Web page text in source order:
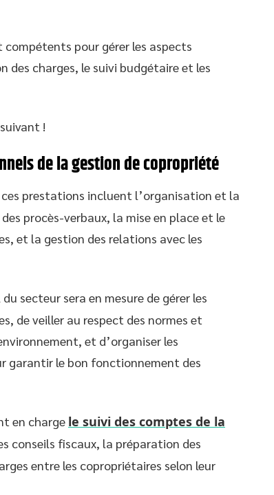
pour gérer les aspects
des charges, le suivi budgétaire et les
suivant !
de la gestion de copropriété
ces prestations incluent l’organisation et la
procès-verbaux, la mise en place et le
et la gestion des relations avec les
secteur sera en mesure de gérer les
de veiller au respect des normes et
et d’organiser les
garantir le bon fonctionnement des
en charge le suivi des comptes de la
conseils fiscaux, la préparation des
entre les copropriétaires selon leur